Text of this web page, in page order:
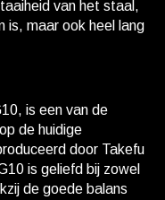
van het staal,
is, maar ook heel lang
is een van de
de huidige
door Takefu
is geliefd bij zowel
de goede balans